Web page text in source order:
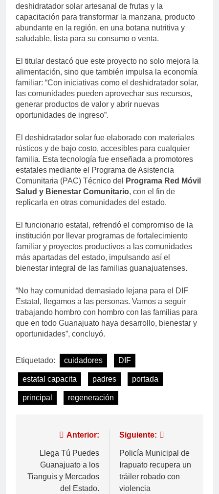
deshidratador solar artesanal de frutas y la
capacitación para transformar la manzana, producto
abundante en la región, en una botana nutritiva y
saludable, lista para su consumo o venta.
El titular destacó que este proyecto no solo mejora la
alimentación, sino que también impulsa la economía
familiar: “Con iniciativas como el deshidratador solar,
las comunidades pueden aprovechar sus recursos,
generar productos de valor y abrir nuevas
oportunidades de ingreso”.
El deshidratador solar fue elaborado con materiales
rústicos y de bajo costo, accesibles para cualquier
familia. Esta tecnología fue enseñada a promotores
estatales mediante el Programa de Asistencia
Comunitaria (PAC) Técnico del
Programa Red Móvil
Salud y Bienestar Comunitario, con el fin de
replicarla en otras comunidades del estado.
El funcionario estatal, refrendó el compromiso de la
institución por llevar programas de fortalecimiento
familiar y proyectos productivos a las comunidades
más apartadas del estado, impulsando así el
bienestar integral de las familias guanajuatenses.
“No hay comunidad demasiado lejana para el DIF
Estatal, llegamos a las personas. Vamos a seguir
trabajando hombro con hombro con las familias para
que en todo Guanajuato haya desarrollo, bienestar y
oportunidades”, concluyó.
Etiquetado: cuidadores DIF
estatal capacita padres portada
principal regeneración
Anterior:
Llega Tú Puedes
Guanajuato a los
Tianguis y Mercados
del Estado.
Siguiente:
Policía Municipal de
Irapuato recupera un
tráiler robado con
violencia